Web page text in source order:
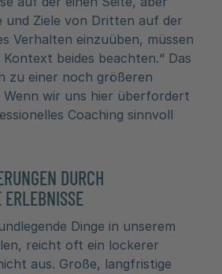
und Ziele von Dritten auf der
Verhalten einzuüben, müssen
beides beachten.“ Das
zu einer noch größeren
Wenn wir uns hier überfordert
Coaching sinnvoll
DURCH E
Dinge in unserem
reicht oft ein lockerer
aus. Große, langfristige